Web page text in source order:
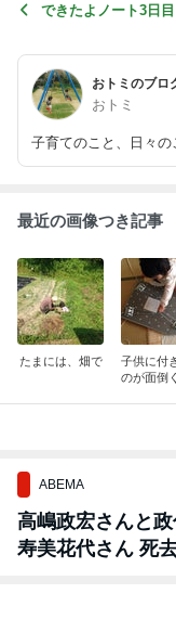
できたよノート3日目
おトミのブロ
おトミ
子育てのこと、日々
最近の画像つき記事
たまには、畑で
子供に付
のが面倒
ABEMA
高嶋政宏さんと
寿美花代さん 死